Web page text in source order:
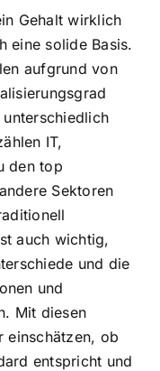
Gehalt wirklich
eine solide Basis.
aufgrund von
IT,
den top
Sektoren
auch wichtig,
und die
und
Mit diesen
einschätzen, ob
entspricht und